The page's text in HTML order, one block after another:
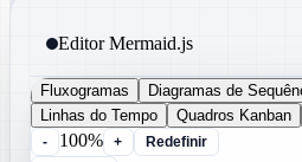
Editor Mermaid.js
Fluxogramas Diagramas de
Linhas do Tempo
Quadros Kanban
- 100% +
Redefinir